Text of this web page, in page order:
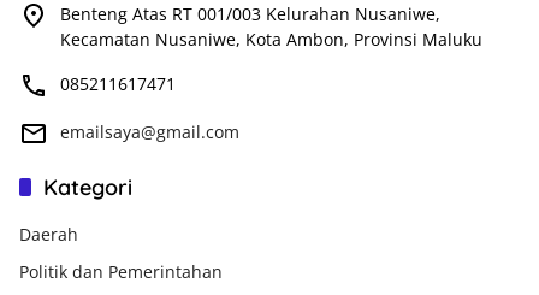
Benteng Atas RT 001/003 Kelurahan Nusaniwe,
Kecamatan Nusaniwe, Kota Ambon, Provinsi Maluku
085211617471
emailsaya@gmail.com
Kategori
Daerah
Politik dan Pemerintahan